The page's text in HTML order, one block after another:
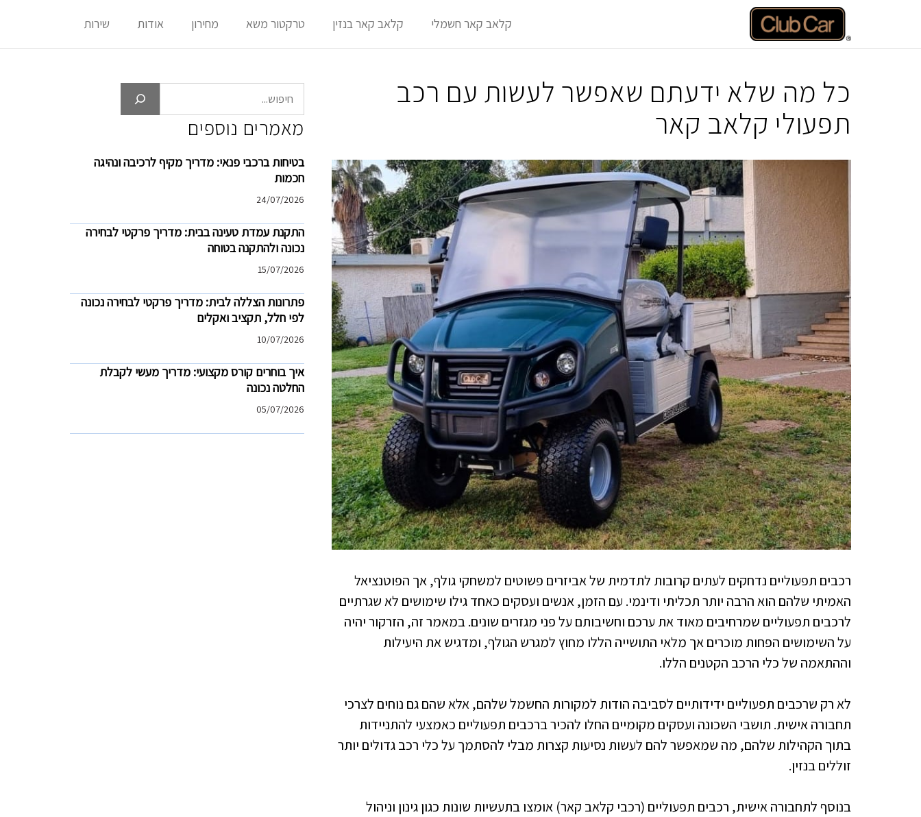
קלאב קאר חשמלי קלאב קאר בנזין טרקטור משא מחירון אודות שירות
כל מה שלא ידעתם שאפשר לעשות עם רכב
תפעולי קלאב קאר
רכבים תפעוליים נדחקים לעתים קרובות לתדמית של אביזרים פשוטים למשחקי גולף, אך הפוטנציאל
האמיתי שלהם הוא הרבה יותר תכליתי ודינמי. עם הזמן, אנשים ועסקים כאחד גילו שימושים לא שגרתיים
לרכבים תפעוליים שמרחיבים מאוד את ערכם וחשיבותם על פני מגזרים שונים. במאמר זה, הזרקור יהיה
על השימושים הפחות מוכרים אך מלאי התושייה הללו מחוץ למגרש הגולף, ומדגיש את היעילות
וההתאמה של כלי הרכב הקטנים הללו.
לא רק שרכבים תפעוליים ידידותיים לסביבה הודות למקורות החשמל שלהם, אלא שהם גם נוחים לצרכי
תחבורה אישית. תושבי השכונה ועסקים מקומיים החלו להכיר ברכבים תפעוליים כאמצעי להתניידות
בתוך הקהילות שלהם, מה שמאפשר להם לעשות נסיעות קצרות מבלי להסתמך על כלי רכב גדולים יותר
זוללים בנזין.
בנוסף לתחבורה אישית, רכבים תפעוליים (רכבי קלאב קאר) אומצו בתעשיות שונות כגון גינון וניהול
חיפוש
מאמרים נוספים
בטיחות ברכבי פנאי: מדריך מקיף לרכיבה ונהיגה
חכמות
24/07/2026
התקנת עמדת טעינה בבית: מדריך פרקטי לבחירה
נכונה ולהתקנה בטוחה
15/07/2026
פתרונות הצללה לבית: מדריך פרקטי לבחירה נכונה
לפי חלל, תקציב ואקלים
10/07/2026
איך בוחרים קורס מקצועי: מדריך מעשי לקבלת
החלטה נכונה
05/07/2026